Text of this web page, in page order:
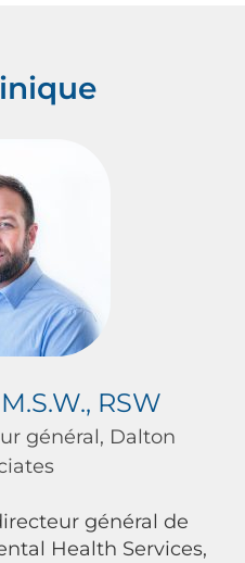
RSW
général, Dalton
général de
Health Services,